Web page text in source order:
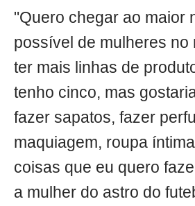
"Quero chegar ao maior
possível de mulheres no
ter mais linhas de
tenho cinco, mas
fazer sapatos, fazer
maquiagem, roupa
coisas que eu quero
a mulher do astro do